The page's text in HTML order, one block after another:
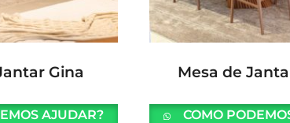
MAIS Gina
AJUDAR?
LER
Mesa de
COMO